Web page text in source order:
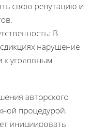
свою репутацию и
В
нарушение
к уголовным
авторского
процедурой.
инициировать